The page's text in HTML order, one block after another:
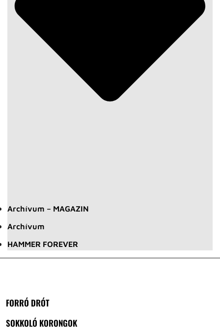
Archívum – MAGAZIN
Archívum
HAMMER FOREVER
FORRÓ DRÓT
SOKKOLÓ KORONGOK